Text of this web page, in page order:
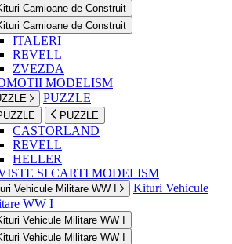
Camioane de Construit
Camioane de Construit
ITALERI
REVELL
ZVEZDA
MODELISM
PUZZLE
PUZZLE
CASTORLAND
REVELL
HELLER
SI CARTI MODELISM
Vehicule Militare WW I
Kituri Vehicule
WW I
Vehicule Militare WW I
Vehicule Militare WW I